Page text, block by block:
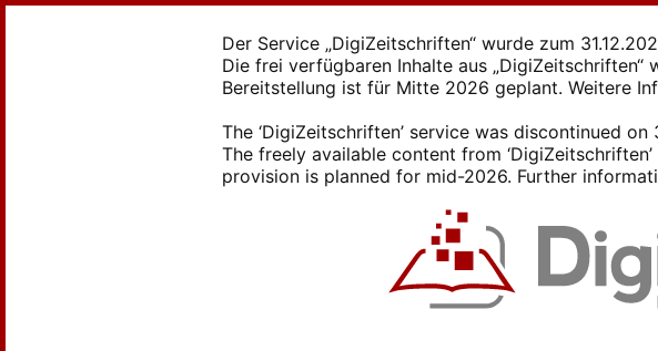
Der Service „DigiZeitschriften“ wurde zum
Die frei verfügbaren Inhalte aus
Bereitstellung ist für Mitte 2026 geplant. Weitere
The ‘DigiZeitschriften’ service was discontinued
The freely available content from
provision is planned for mid-2026. Further